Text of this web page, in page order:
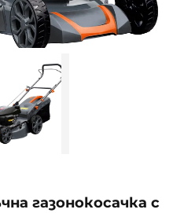
газонокосачка с